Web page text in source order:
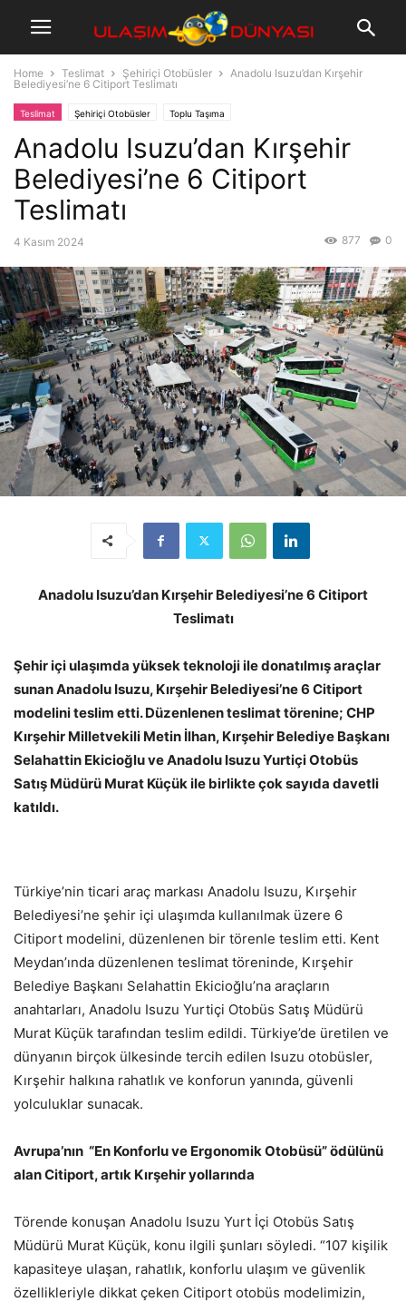
Home Teslimat Şehiriçi Otobüsler
Anadolu Isuzu’dan Kırşehir
Belediyesi’ne 6 Citiport Teslimatı
Teslimat Şehiriçi Otobüsler Toplu Taşıma
Anadolu Isuzu’dan Kırşehir
Belediyesi’ne 6 Citiport
Teslimatı
4 Kasım 2024 0
877
Anadolu Isuzu’dan Kırşehir Belediyesi’ne6 Citiport
Teslimatı
Şehir içi ulaşımda yüksek teknoloji ile donatılmış araçlar
sunan Anadolu Isuzu, Kırşehir Belediyesi’ne 6 Citiport
modelini teslim etti. Düzenlenen teslimat törenine; CHP
Kırşehir Milletvekili Metin İlhan, Kırşehir Belediye Başkanı
Selahattin Ekicioğlu ve Anadolu Isuzu Yurtiçi Otobüs
Satış Müdürü Murat Küçük ile birlikte çok sayıda davetli
katıldı.
Türkiye’nin ticari araç markası Anadolu Isuzu, Kırşehir
Belediyesi’ne şehir içi ulaşımda kullanılmak üzere 6
Citiport modelini, düzenlenen bir törenle teslim etti. Kent
Meydan’ında düzenlenen teslimat töreninde, Kırşehir
Belediye Başkanı Selahattin Ekicioğlu’na araçların
anahtarları, Anadolu Isuzu Yurtiçi Otobüs Satış Müdürü
Murat Küçük tarafından teslim edildi. Türkiye’de üretilen ve
dünyanın birçok ülkesinde tercih edilen Isuzu otobüsler,
Kırşehir halkına rahatlık ve konforun yanında, güvenli
yolculuklar sunacak.
Avrupa’nın “En Konforlu ve Ergonomik Otobüsü” ödülünü
alan Citiport, artık Kırşehir yollarında
Törende konuşan Anadolu Isuzu Yurt İçi Otobüs Satış
Müdürü Murat Küçük, konu ilgili şunları söyledi. “107 kişilik
kapasiteye ulaşan, rahatlık, konforlu ulaşım ve güvenlik
özellikleriyle dikkat çeken Citiport otobüs modelimizin,